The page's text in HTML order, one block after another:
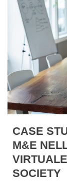
CASE
M&E
SOCIETY